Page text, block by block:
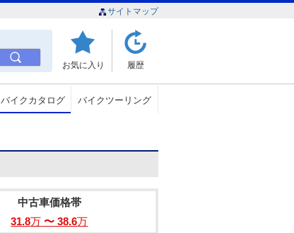
サイトマップ
お気に入り 履歴
バイクカタログ バイクツーリング
中古車価格帯
31.8万 〜 38.6万